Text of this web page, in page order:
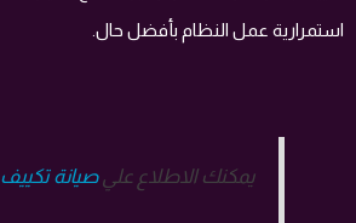
استمرارية عمل النظام بأفضل حال.
يمكنك الاطلاع علي صيانة تكييف